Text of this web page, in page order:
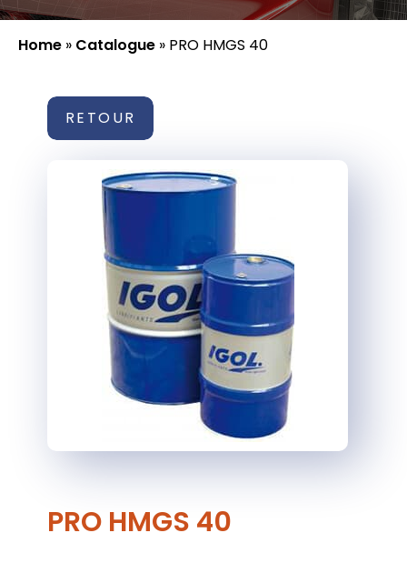
Home » Catalogue » PRO HMGS 40
RETOUR
PRO HMGS 40